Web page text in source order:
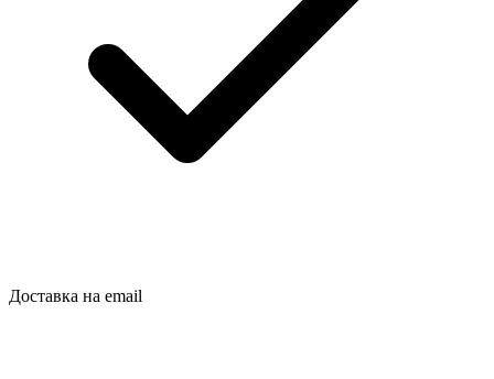
Доставка на email